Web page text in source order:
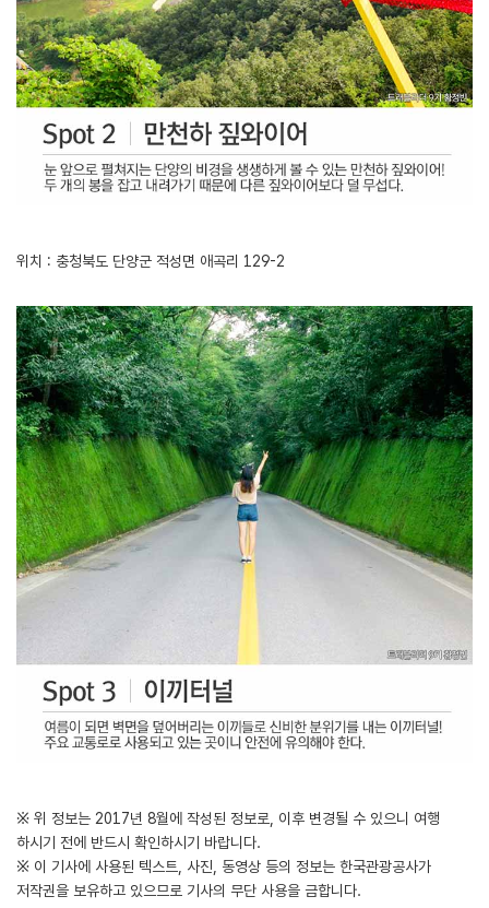
위치 : 충청북도 단양군 적성면 애곡리 129-2
※ 위 정보는 2017년 8월에 작성된 정보로, 이후 변경될 수 있으니 여행
하시기 전에 반드시 확인하시기 바랍니다.
※ 이 기사에 사용된 텍스트, 사진, 동영상 등의 정보는 한국관광공사가
저작권을 보유하고 있으므로 기사의 무단 사용을 금합니다.